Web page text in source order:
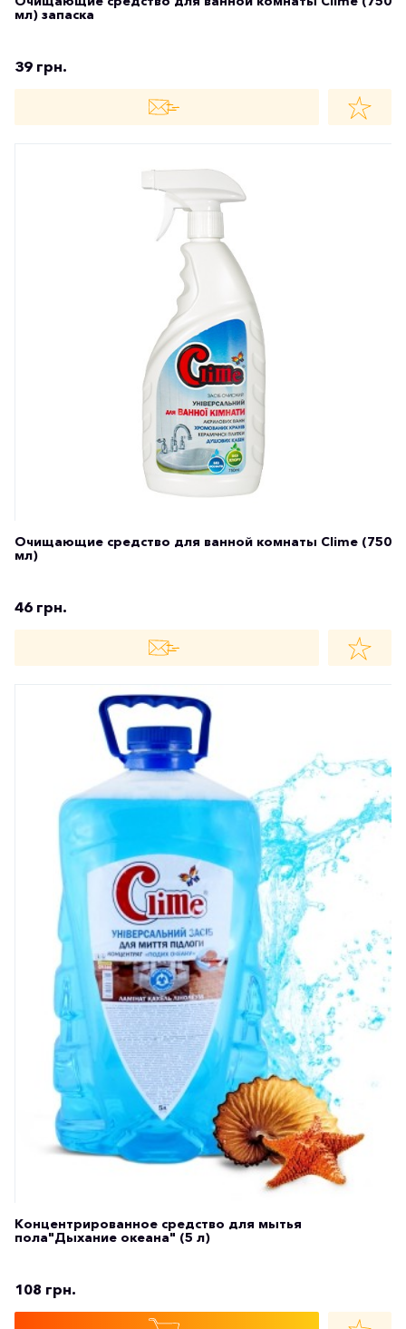
мл) запаска
39 грн.
Очищающие средство для ванной комнаты Clime (750
мл)
46 грн.
Концентрированное средство для мытья
пола"Дыхание океана" (5 л)
108 грн.